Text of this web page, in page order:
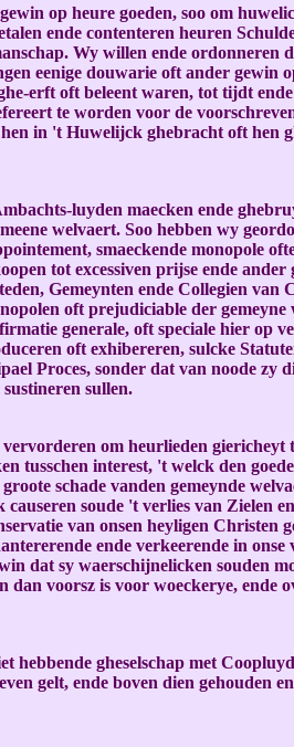
op heure goeden, soo om
ende contenteren heuren
Wy willen ende ordonneren
eenige douwarie oft ander gewin
erft oft beleent waren, tot tijdt
te worden voor de
in 't Huwelijck ghebracht oft hen
luyden maecken ende
welvaert. Soo hebben wy
smaeckende monopole
tot excessiven prijse ende ander
Gemeynten ende Collegien van
oft prejudiciable der gemeyne
generale, oft speciale hier op
oft exhibereren, sulcke
Proces, sonder dat van noode zy
sullen.
om heurlieden giericheyt
tusschen interest, 't welck den
schade vanden gemeynde
soude 't verlies van Zielen
van onsen heyligen Christen
ende verkeerende in
dat sy waerschijnelicken souden
voorsz is voor woeckerye, ende
hebbende gheselschap met
gelt, ende boven dien gehouden